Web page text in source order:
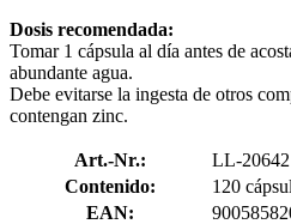
Dosis recomendada:
Tomar 1 cápsula al día antes de
abundante agua.
Debe evitarse la ingesta de otros
contengan zinc.
Art.-Nr.:
LL-20642
Contenido:
120
EAN: